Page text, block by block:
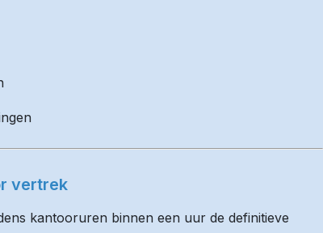
vertrek
kantooruren binnen een uur de definitieve